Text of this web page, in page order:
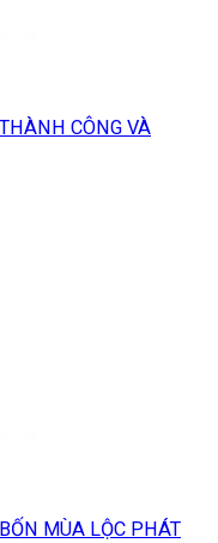
CÔNG VÀ
MÙA LỘC PHÁT